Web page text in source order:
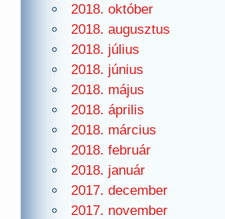
2018. október
2018. augusztus
2018. július
2018. június
2018. május
2018. április
2018. március
2018. február
2018. január
2017. december
2017. november